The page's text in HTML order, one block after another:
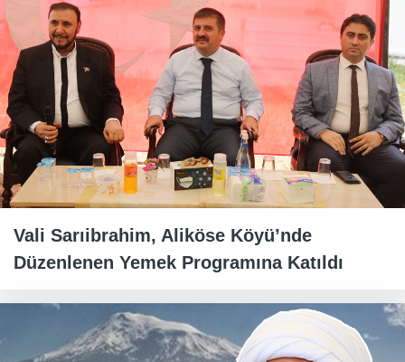
Vali Sarıibrahim, Aliköse Köyü’nde
Düzenlenen Yemek Programına Katıldı